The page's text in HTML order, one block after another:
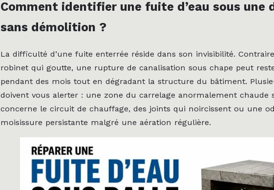
Comment identifier une fuite d’eau sous une
sans démolition ?
La difficulté d’une fuite enterrée réside dans son invisibilité.
robinet qui goutte, une rupture de canalisation sous chape peut
pendant des mois tout en dégradant la structure du bâtiment.
doivent vous alerter : une zone du carrelage anormalement chaude
concerne le circuit de chauffage, des joints qui noircissent ou une
moisissure persistante malgré une aération régulière.